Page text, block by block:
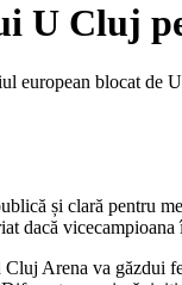
U Cluj
european blocat
și clară pentru
dacă vicecampioana
Cluj Arena va